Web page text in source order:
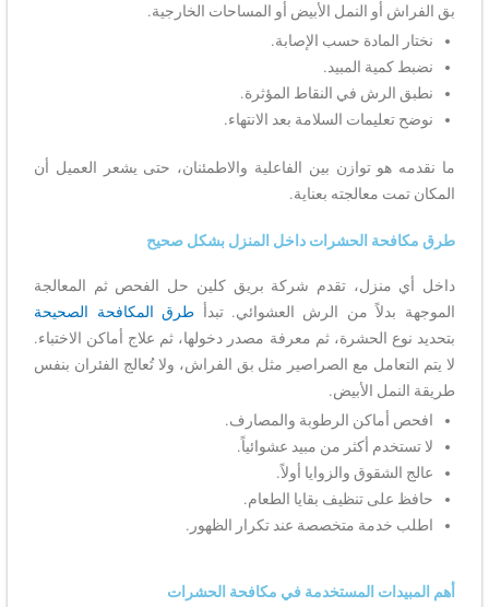
بق الفراش أو النمل الأبيض أو المساحات الخارجية.
نختار المادة حسب الإصابة.
نضبط كمية المبيد.
نطبق الرش في النقاط المؤثرة.
نوضح تعليمات السلامة بعد الانتهاء.
ما نقدمه هو توازن بين الفاعلية والاطمئنان، حتى يشعر العميل أن
المكان تمت معالجته بعناية.
طرق مكافحة الحشرات داخل المنزل بشكل صحيح
داخل أي منزل، تقدم شركة بريق كلين حل الفحص ثم المعالجة
الموجهة بدلاً من الرش العشوائي. تبدأ طرق المكافحة الصحيحة
بتحديد نوع الحشرة، ثم معرفة مصدر دخولها، ثم علاج أماكن الاختباء.
لا يتم التعامل مع الصراصير مثل بق الفراش، ولا تُعالج الفئران بنفس
طريقة النمل الأبيض.
افحص أماكن الرطوبة والمصارف.
لا تستخدم أكثر من مبيد عشوائياً.
عالج الشقوق والزوايا أولاً.
حافظ على تنظيف بقايا الطعام.
اطلب خدمة متخصصة عند تكرار الظهور.
أهم المبيدات المستخدمة في مكافحة الحشرات